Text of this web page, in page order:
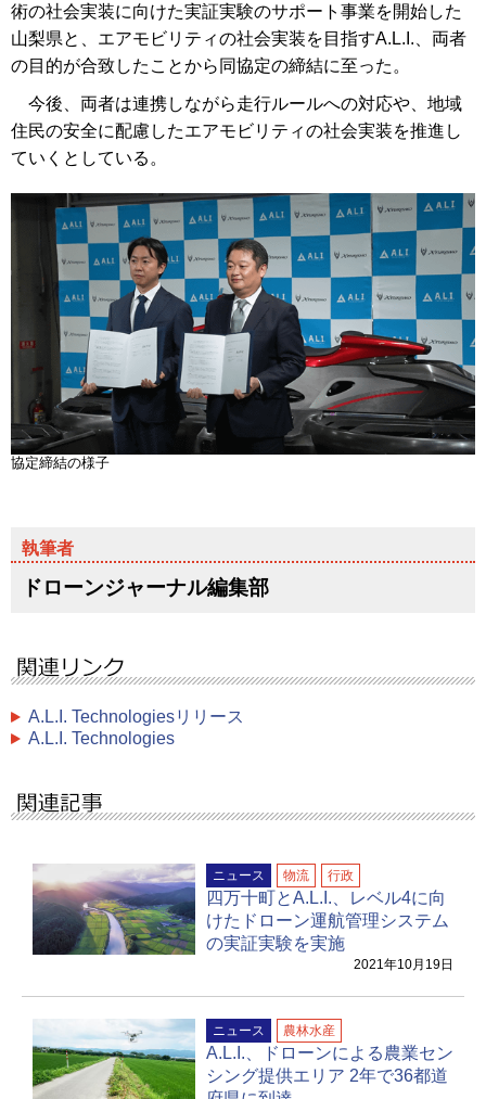
術の社会実装に向けた実証実験のサポート事業を開始した
山梨県と、エアモビリティの社会実装を目指すA.L.I.、両者
の目的が合致したことから同協定の締結に至った。
今後、両者は連携しながら走行ルールへの対応や、地域
住民の安全に配慮したエアモビリティの社会実装を推進し
ていくとしている。
協定締結の様子
ドローンジャーナル編集部
A.L.I. Technologiesリリース
A.L.I. Technologies
ニュース 物流 行政
四万十町とA.L.I.、レベル4に向
けたドローン運航管理システム
の実証実験を実施
2021年10月19日
ニュース 農林水産
A.L.I.、ドローンによる農業セン
シング提供エリア 2年で36都道